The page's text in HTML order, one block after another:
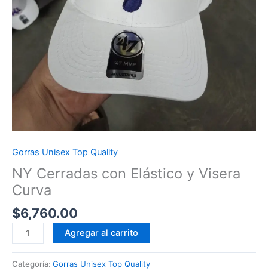
Gorras Unisex Top Quality
NY Cerradas con Elástico y Visera
Curva
$6,760.00
Cerradas
Agregar al carrito
Categoría: Gorras Unisex Top Quality